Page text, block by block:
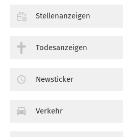
Stellenanzeigen
Todesanzeigen
Newsticker
Verkehr